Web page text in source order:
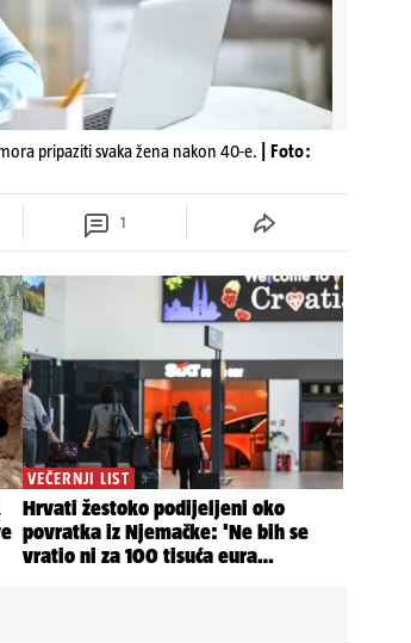
pripaziti svaka žena nakon 40-e.
| Foto:
1